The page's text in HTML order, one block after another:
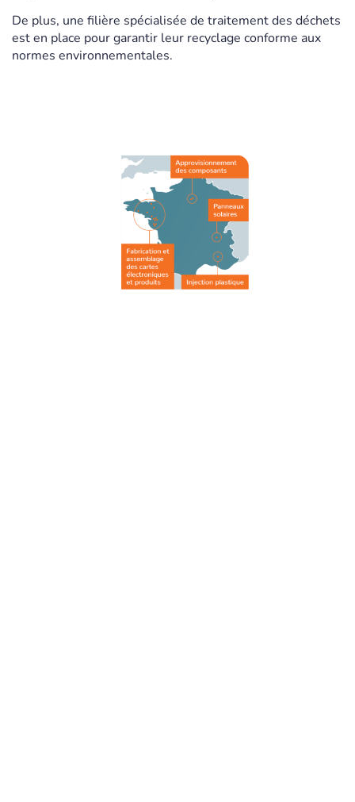
De plus, une filière spécialisée de traitement des déchets
est en place pour garantir leur recyclage conforme aux
normes environnementales.